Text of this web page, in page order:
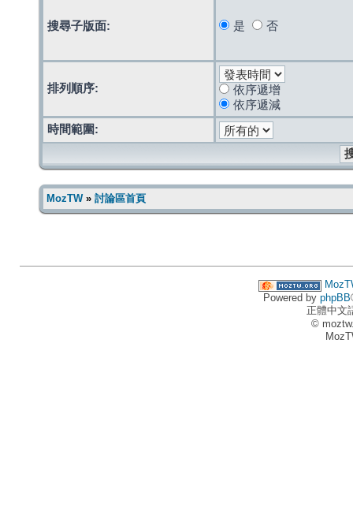
搜尋子版面: 是 否
排列順序:
依序遞增
依序遞減
時間範圍:
MozTW» 討論區首頁
Powered by phpBB
正體中文
©